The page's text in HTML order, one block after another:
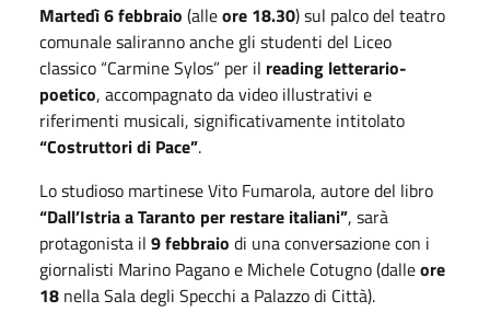
Martedì 6 febbraio (alleore 18.30) sul palco del teatro
comunale saliranno anche gli studenti del Liceo
classico “Carmine Sylos” per il reading letterario-
poetico, accompagnato da video illustrativi e
riferimenti musicali, significativamente intitolato
“Costruttori di Pace”.
Lo studioso martinese Vito Fumarola, autore del libro
“Dall’Istria a Taranto per restare italiani”, sarà
protagonista il 9 febbraio di una conversazione con i
giornalisti Marino Pagano e Michele Cotugno (dalleore
18 nella Sala degli Specchi a Palazzo di Città).